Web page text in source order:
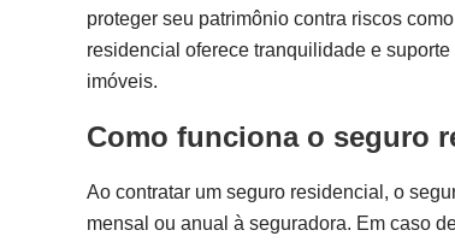
proteger seu patrimônio contra riscos
residencial oferece tranquilidade e
imóveis.
Como funciona o seguro
Ao contratar um seguro residencial, o
mensal ou anual à seguradora. Em caso